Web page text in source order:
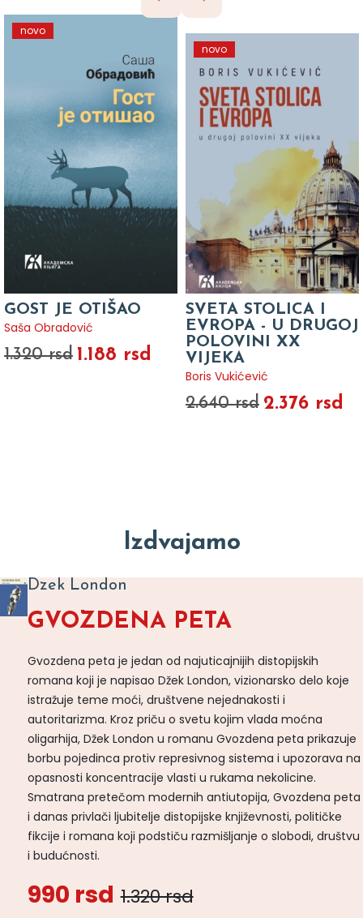
novo
GOST JE OTIŠAO
Saša Obradović
1.320 rsd 1.188 rsd
novo
SVETA STOLICA I
EVROPA - U DRUGOJ
POLOVINI XX
VIJEKA
Boris Vukićević
2.640 rsd 2.376 rsd
Izdvajamo
Dzek London
GVOZDENA PETA
Gvozdena peta je jedan od najuticajnijih distopijskih
romana koji je napisao Džek London, vizionarsko delo koje
istražuje teme moći, društvene nejednakosti i
autoritarizma. Kroz priču o svetu kojim vlada moćna
oligarhija, Džek London u romanu Gvozdena peta prikazuje
borbu pojedinca protiv represivnog sistema i upozorava na
opasnosti koncentracije vlasti u rukama nekolicine.
Smatrana pretečom modernih antiutopija, Gvozdena peta
i danas privlači ljubitelje distopijske književnosti, političke
fikcije i romana koji podstiču razmišljanje o slobodi, društvu
i budućnosti.
990 rsd 1.320 rsd